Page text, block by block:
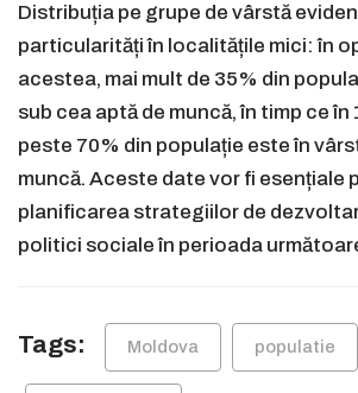
Distribuția pe grupe de vârstă
particularități în localitățile mici: în
acestea, mai mult de 35% din
sub cea aptă de muncă, în timp ce în
peste 70% din populație este în
muncă. Aceste date vor fi esențiale
planificarea strategiilor de
politici sociale în perioada
Tags: Moldova populatie